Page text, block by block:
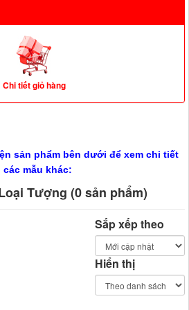
Chi tiết giỏ hàng
sản phẩm bên dưới để xem chi tiết
mẫu khác:
Tượng (0 sản phẩm)
Sắp xếp theo
Hiển thị